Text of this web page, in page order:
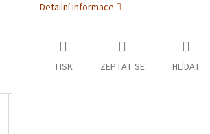
Detailní informace
TISK ZEPTAT SE HLÍDAT